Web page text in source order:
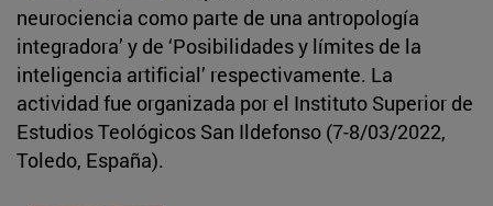
neurociencia como parte de una antropología
integradora’ y de ‘Posibilidades y límites de la
inteligencia artificial’ respectivamente. La
actividad fue organizada por el Instituto Superior de
Estudios Teológicos San Ildefonso (7-8/03/2022,
Toledo, España).